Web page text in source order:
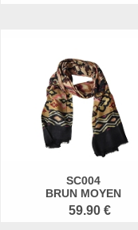
SC004
BRUN MOYEN
59.90 €